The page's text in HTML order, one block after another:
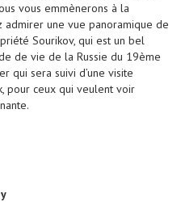
vous emmènerons à la
admirer une vue panoramique de
Sourikov, qui est un bel
de vie de la Russie du 19ème
qui sera suivi d’une visite
pour ceux qui veulent voir